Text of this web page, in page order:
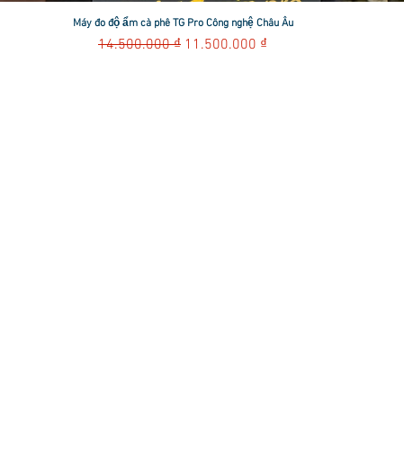
Xem nhanh
Máy đo độ ẩm cà phê TG Pro Công nghệ Châu Âu
Giá thông thường
14.500.000 ₫ Giá bán rẻ
11.500.000 ₫